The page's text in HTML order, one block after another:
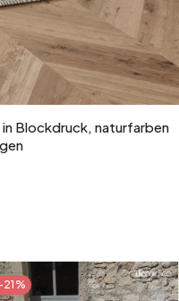
Blockdruck, naturfarben
21%